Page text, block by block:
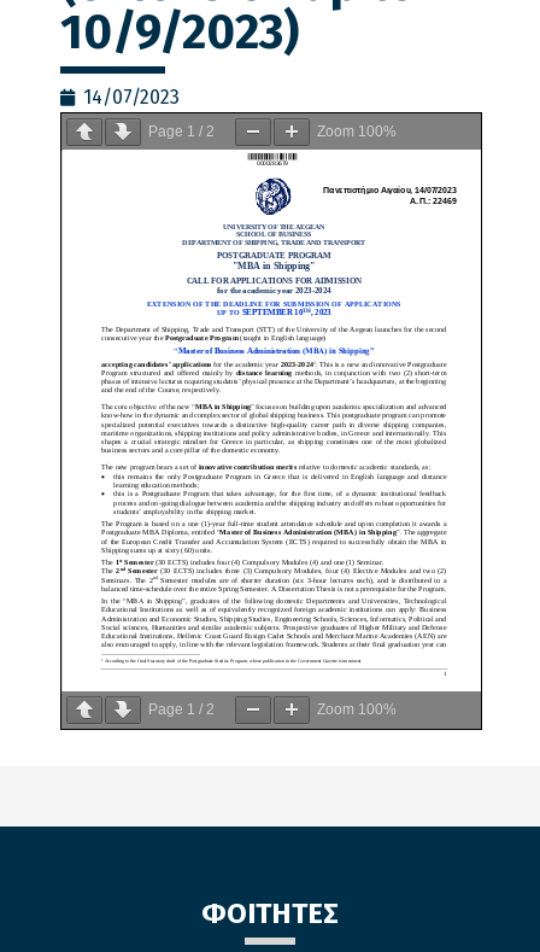
10/9/2023)
14/07/2023
Page 1 / 2 Zoom 100%
Page 1 / 2 Zoom 100%
ΦΟΙΤΗΤΕΣ